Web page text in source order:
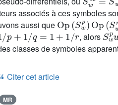
associés à ces symboles
aussi que
Op(Swp)Op(S
/p+1/q=1+1/r
, alors
Sw
classes de symboles
Citer cet article
MR